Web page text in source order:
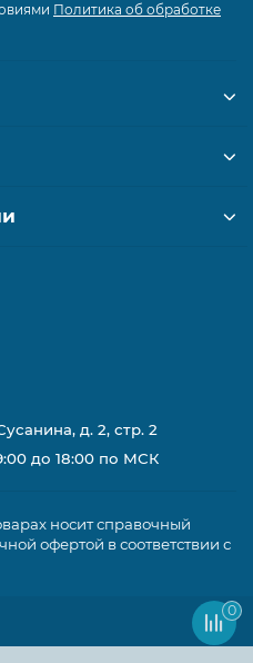
Политика об обработке
д. 2, стр. 2
до 18:00 по МСК
носит справочный
офертой в соответствии с
0